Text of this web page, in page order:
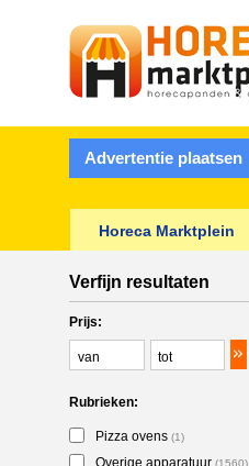
Advertentie plaatsen
Horeca Marktplein
Verfijn resultaten
Prijs:
Rubrieken:
Pizza ovens (1)
Overige apparatuur (1560)